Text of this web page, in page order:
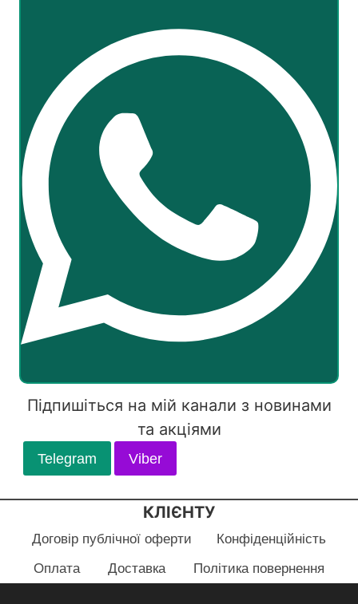
Підпишіться на мій канали з новинами
та акціями
Telegram Viber
КЛІЄНТУ
Договір публічної оферти
Конфіденційність
Оплата
Доставка Політика повернення